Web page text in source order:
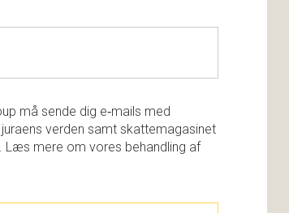
må sende dig e‑mails med
verden samt skattemagasinet
Læs mere om vores behandling af